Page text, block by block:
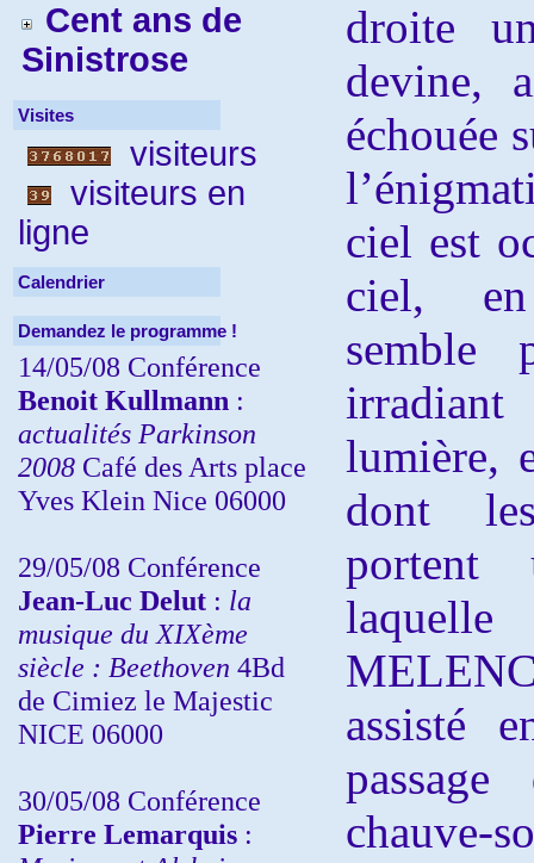
Cent ans de
Sinistrose
Visites
visiteurs
visiteurs en
ligne
Calendrier
Demandez le programme !
14/05/08 Conférence
Benoit Kullmann :
actualités Parkinson
2008 Café des Arts place
Yves Klein Nice 06000
29/05/08 Conférence
Jean-Luc Delut : la
musique du XIXème
siècle : Beethoven 4Bd
de Cimiez le Majestic
NICE 06000
30/05/08 Conférence
Pierre Lemarquis :
droite
devine,
échouée
ciel est
ciel, en
semble
lumière,
dont
portent
assisté